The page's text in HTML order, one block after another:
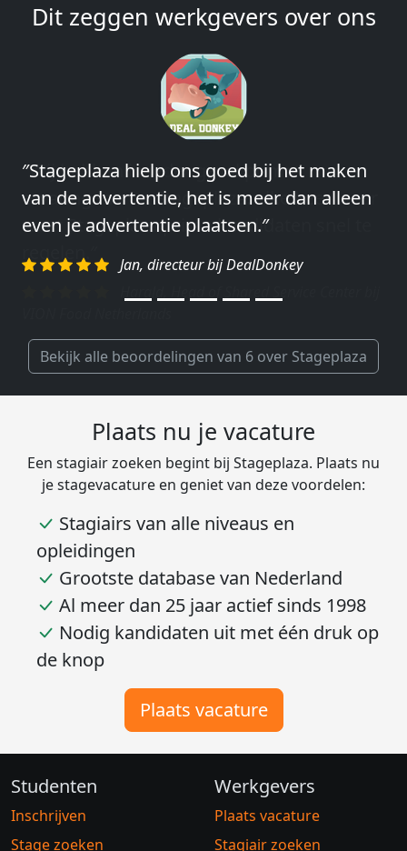
Dit zeggen werkgevers over ons
″Stageplaza hielp ons goed bij het maken
van de advertentie, het is meer dan alleen
even je advertentie plaatsen.″
Jan, directeur bij DealDonkey
″Wij hebben in ieder geval prima
ervaringen met Stageplaza: elke keer weer
weet Stageplaza prima kandidaten snel te
regelen.″
Bekijk alle beoordelingen van 6 over Stageplaza
Plaats nu je vacature
Een stagiair zoeken begint bij Stageplaza. Plaats nu
je stagevacature en geniet van deze voordelen:
Stagiairs van alle niveaus en
opleidingen
Grootste database van Nederland
Al meer dan 25 jaar actief sinds 1998
Nodig kandidaten uit met één druk op
de knop
Plaats vacature
Studenten
Inschrijven
Stage zoeken
Werkgevers
Plaats vacature
Stagiair zoeken